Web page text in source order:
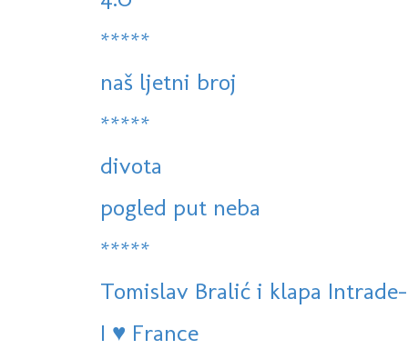
*****
naš ljetni broj
*****
divota
pogled put neba
*****
Tomislav Bralić i klapa
I ♥ France